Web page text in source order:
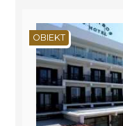
OBIEKT